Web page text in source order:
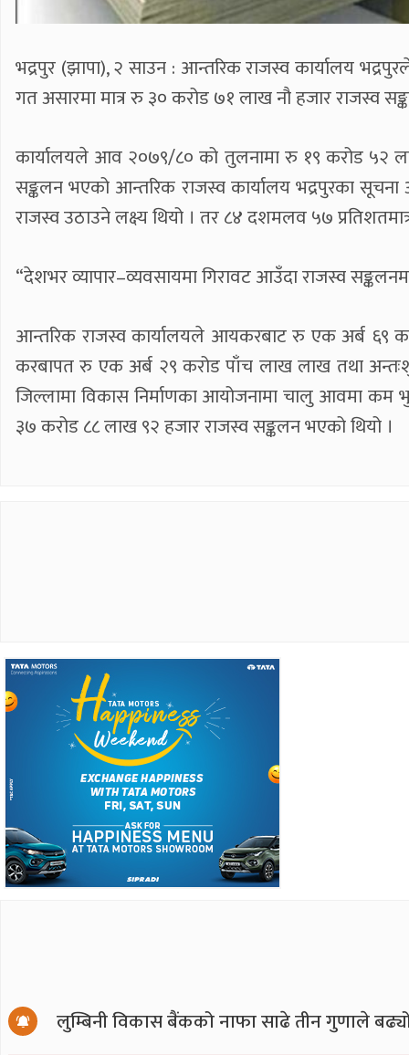
भद्रपुर (झापा), २ साउन : आन्तरिक राजस्व कार्यालय
गत असारमा मात्र रु ३० करोड ७१ लाख नौ हजार राजस्व
कार्यालयले आव २०७९/८० को तुलनामा रु १९ करोड ५२
सङ्कलन भएको आन्तरिक राजस्व कार्यालय भद्रपुरका
राजस्व उठाउने लक्ष्य थियो । तर ८४ दशमलव ५७
“देशभर व्यापार–व्यवसायमा गिरावट आउँदा राजस्व
आन्तरिक राजस्व कार्यालयले आयकरबाट रु एक अर्ब ६९
करबापत रु एक अर्ब २९ करोड पाँच लाख लाख तथा
जिल्लामा विकास निर्माणका आयोजनामा चालु आवमा
३७ करोड ८८ लाख ९२ हजार राजस्व सङ्कलन भएको थियो ।
लुम्बिनी विकास बैंकको नाफा साढे तीन गुणाले